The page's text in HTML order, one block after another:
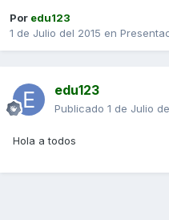
Por edu123
1 de Julio del 2015 en
edu123
Publicado 1 de Julio
Hola a todos